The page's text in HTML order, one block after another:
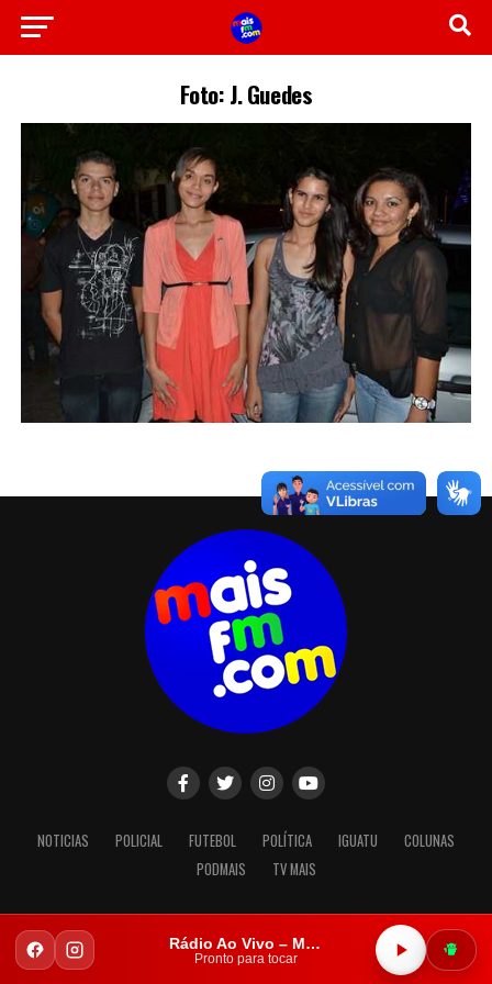
Foto: J. Guedes
NOTICIAS POLICIAL FUTEBOL POLÍTICA IGUATU
COLUNAS
PODMAIS
TV MAIS
Copyright © 2023. Todos os direitos reservados.
Rádio Ao Vivo – Mais FM Iguatu
Pronto para tocar